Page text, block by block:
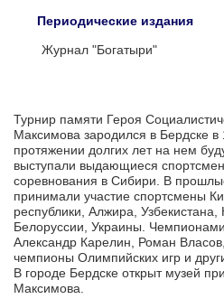
Периодические издания
Журнал "Богатыри"
Турнир памяти Героя
Максимова зародился в Бердске в
протяжении долгих лет на нем
выступали выдающиеся
соревнования в Сибири. В
принимали участие спортсмены
республики, Алжира, Узбекистана,
Белоруссии, Украины.
Александр Карелин, Роман
чемпионы Олимпийских игр и
В городе Бердске открыт музей
Максимова.